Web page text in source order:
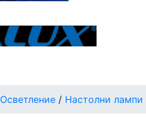
Осветление / Настолни лампи